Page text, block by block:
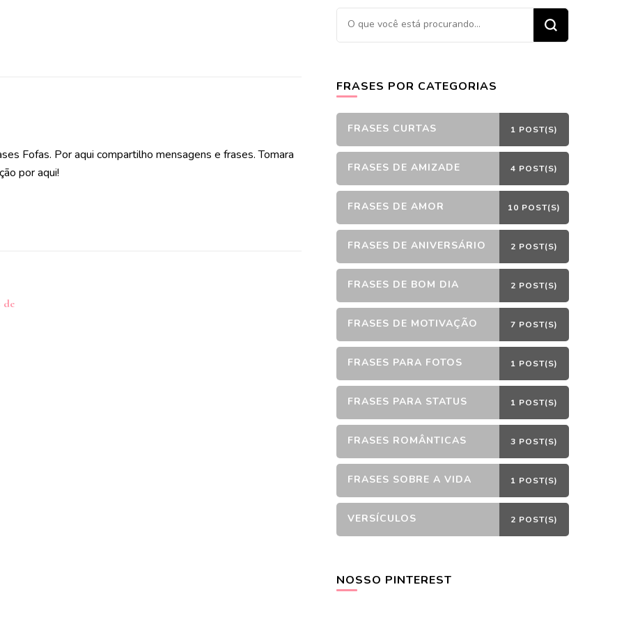
Fofas. Por aqui compartilho mensagens e frases. Tomara
por aqui!
de
Procurando
algo?
FRASES POR CATEGORIAS
FRASES CURTAS 1 POST(S)
FRASES DE AMIZADE 4 POST(S)
FRASES DE AMOR 10 POST(S)
FRASES DE ANIVERSÁRIO 2 POST(S)
FRASES DE BOM DIA 2 POST(S)
FRASES DE MOTIVAÇÃO 7 POST(S)
FRASES PARA FOTOS 1 POST(S)
FRASES PARA STATUS 1 POST(S)
FRASES ROMÂNTICAS 3 POST(S)
FRASES SOBRE A VIDA 1 POST(S)
VERSÍCULOS 2 POST(S)
NOSSO PINTEREST